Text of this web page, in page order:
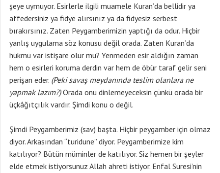
şeye uymuyor. Esirlerle ilgili muamele Kuran’da bellidir ya
affedersiniz ya fidye alırsınız ya da fidyesiz serbest
bırakırsınız. Zaten Peygamberimizin yaptığı da odur. Hiçbir
yanlış uygulama söz konusu değil orada. Zaten Kuran’da
hükmü var istişare olur mu? Yenmeden esir aldığın zaman
hem o esirleri koruma derdin var hem de öbür taraf gelir seni
perişan eder. (Peki savaş meydanında teslim olanlara ne
yapmak lazım?)Orada onu dinlemeyeceksin çünkü orada bir
üçkâğıtçılık vardır. Şimdi konu o değil.
Şimdi Peygamberimiz (sav) başta. Hiçbir peygamber için olmaz
diyor. Arkasından “turidune” diyor. Peygamberimize kim
katılıyor? Bütün müminler de katılıyor. Siz hemen bir şeyler
elde etmek istiyorsunuz Allah ahreti istiyor. Enfal Suresi’nin